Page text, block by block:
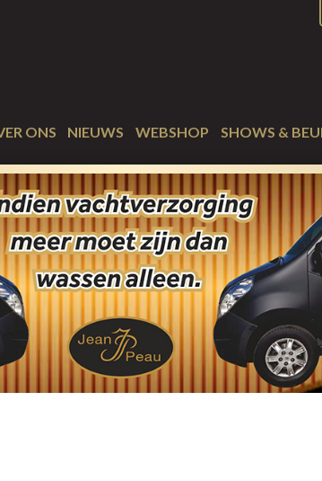
ONS NIEUWS WEBSHOP SHOWS &